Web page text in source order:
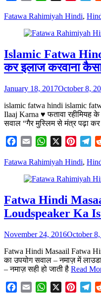
Categories
Fatawa Rahimiyah Hindi,
Islamic Fatwa
कर इलाज करवाना
Posted
January 18, 2017October 8,
islamic fatwa hindi islamic
Ilaaj Karna ♥ फतावा रहीमियह
सवाल “गैर मुस्लिम से मंत्र पढ़ा
Facebook
Email WhatsApp
X
Categories
Fatawa Rahimiyah Hindi,
Fatwa Hindi
Loudspeaker Ka
Posted
November 24, 2016October
Fatwa Hindi Masaail Fatwa
का उपयोग सवाल – नमाज़ में
– नमाज़ सही हो जाती है Read
Facebook
Email WhatsApp
X